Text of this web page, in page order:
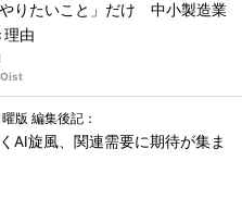
りたいこと」だけ 中小製造業
理由
版 編集後記：
AI旋風、関連需要に期待が集ま